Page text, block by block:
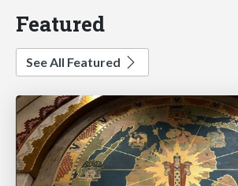
Featured
See All Featured